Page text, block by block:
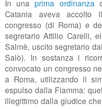
In unaprima ordinanza
Catania aveva accolto
congresso (di Roma) e
segretario Attilio Carelli,
Salmè, uscito segretario
Salò). In sostanza i
convocato un congresso
a Roma, utilizzando il
espulso dalla Fiamma:
illegittimo dalla giudice